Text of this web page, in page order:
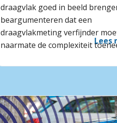
draagvlak goed in beeld
beargumenteren dat een
draagvlakmeting verfijnder
naarmate de complexiteit Lees